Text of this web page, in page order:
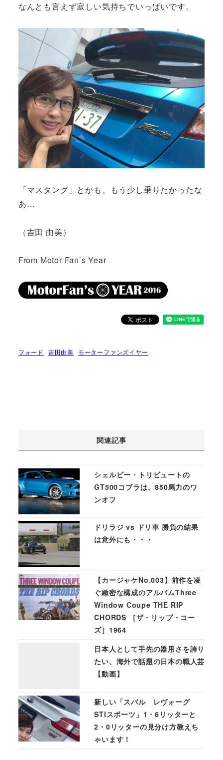
なんとも言えず寂しい気持ちでいっぱいです。
「マスタング」とかも、もう少し乗りたかったな
あ…
（吉田 由美）
From Motor Fan’s Year
フォード 吉田由美 モーターファンズイヤー
関連記事
シェルビー・トリビュートの
GT500コブラは、850馬力のワ
ンオフ
ドリラジ vs ドリ車 勝負の結果
は意外にも・・・
【カージャケNo.003】前作を凌
ぐ緻密な構成のアルバムThree
Window Coupe THE RIP
CHORDS ［ザ・リップ・コー
ズ］1964
日本人として手先の器用さを誇り
たい、海外で話題の日本の職人芸
【動画】
新しい「スバル レヴォーグ
STIスポーツ」1・6リッターと
2・0リッターの見分け方教えち
ゃいます！